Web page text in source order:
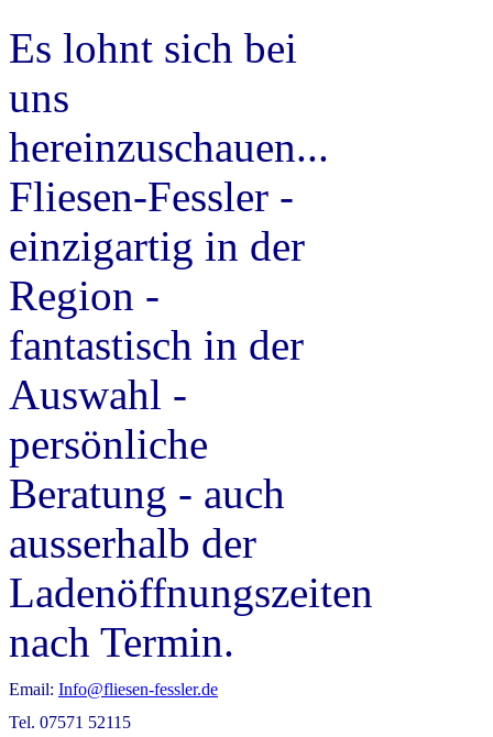
Es lohnt sich bei
uns
hereinzuschauen...
Fliesen-Fessler -
einzigartig in der
Region -
fantastisch in der
Auswahl -
persönliche
Beratung - auch
ausserhalb der
Ladenöffnungszeiten
nach Termin.
Email: Info@fliesen-fessler.de
Tel. 07571 52115